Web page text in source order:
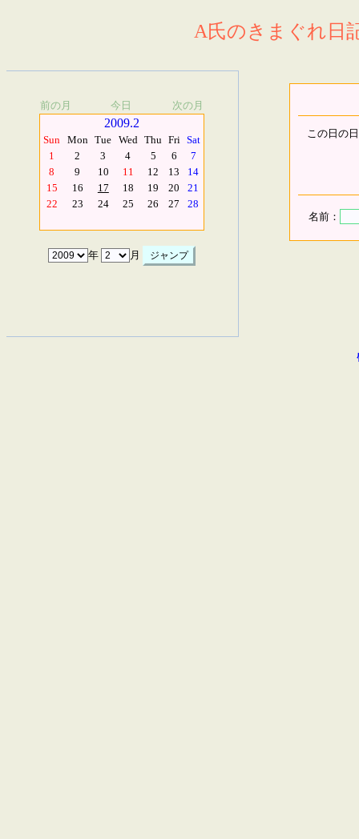
A氏のきまぐれ日
前の月 今日 次の月
2009.2
Sun Mon Tue Wed Thu Fri Sat
1
2 3 4 5 6
7
8
9 10 11 12 13
14
15
16 17 18 19 20
21
22
23 24 25 26 27 28
年 月
この日の
名前：